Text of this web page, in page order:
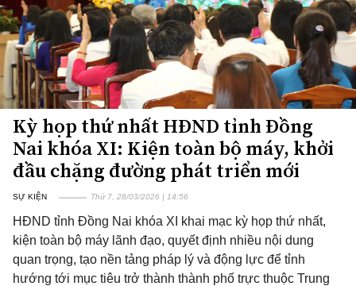
Kỳ họp thứ nhất HĐND tỉnh Đồng
Nai khóa XI: Kiện toàn bộ máy, khởi
đầu chặng đường phát triển mới
SỰ KIỆN Thứ 7, 28/03/2026 | 14:56
HĐND tỉnh Đồng Nai khóa XI khai mạc kỳ họp thứ nhất,
kiện toàn bộ máy lãnh đạo, quyết định nhiều nội dung
quan trọng, tạo nền tảng pháp lý và động lực để tỉnh
hướng tới mục tiêu trở thành thành phố trực thuộc Trung